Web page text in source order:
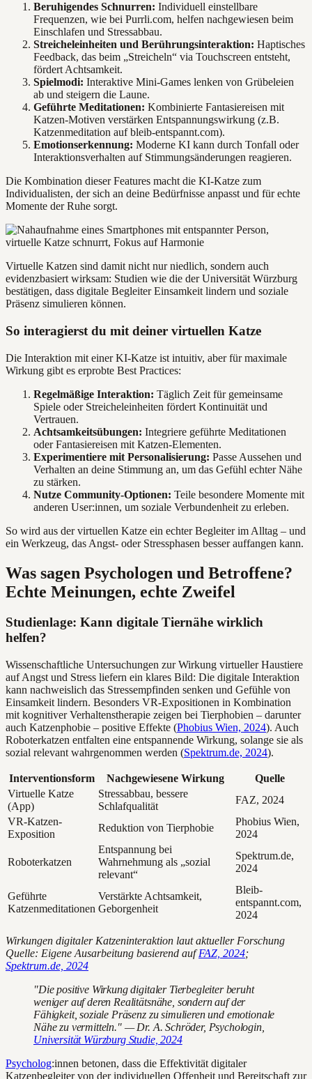
Beruhigendes Schnurren: Individuell einstellbare
Frequenzen, wie bei Purrli.com, helfen nachgewiesen beim
Einschlafen und Stressabbau.
Streicheleinheiten und Berührungsinteraktion: Haptisches
Feedback, das beim „Streicheln“ via Touchscreen entsteht,
fördert Achtsamkeit.
Spielmodi: Interaktive Mini-Games lenken von Grübeleien
ab und steigern die Laune.
Geführte Meditationen: Kombinierte Fantasiereisen mit
Katzen-Motiven verstärken Entspannungswirkung (z.B.
Katzenmeditation auf bleib-entspannt.com).
Emotionserkennung: Moderne KI kann durch Tonfall oder
Interaktionsverhalten auf Stimmungsänderungen reagieren.
Die Kombination dieser Features macht die KI-Katze zum
Individualisten, der sich an deine Bedürfnisse anpasst und für echte
Momente der Ruhe sorgt.
Virtuelle Katzen sind damit nicht nur niedlich, sondern auch
evidenzbasiert wirksam: Studien wie die der Universität Würzburg
bestätigen, dass digitale Begleiter Einsamkeit lindern und soziale
Präsenz simulieren können.
So interagierst du mit deiner virtuellen Katze
Die Interaktion mit einer KI-Katze ist intuitiv, aber für maximale
Wirkung gibt es erprobte Best Practices:
Regelmäßige Interaktion: Täglich Zeit für gemeinsame
Spiele oder Streicheleinheiten fördert Kontinuität und
Vertrauen.
Achtsamkeitsübungen: Integriere geführte Meditationen
oder Fantasiereisen mit Katzen-Elementen.
Experimentiere mit Personalisierung: Passe Aussehen und
Verhalten an deine Stimmung an, um das Gefühl echter Nähe
zu stärken.
Nutze Community-Optionen: Teile besondere Momente mit
anderen User:innen, um soziale Verbundenheit zu erleben.
So wird aus der virtuellen Katze ein echter Begleiter im Alltag – und
ein Werkzeug, das Angst- oder Stressphasen besser auffangen kann.
Was sagen Psychologen und Betroffene?
Echte Meinungen, echte Zweifel
Studienlage: Kann digitale Tiernähe wirklich
helfen?
Wissenschaftliche Untersuchungen zur Wirkung virtueller Haustiere
auf Angst und Stress liefern ein klares Bild: Die digitale Interaktion
kann nachweislich das Stressempfinden senken und Gefühle von
Einsamkeit lindern. Besonders VR-Expositionen in Kombination
mit kognitiver Verhaltenstherapie zeigen bei Tierphobien – darunter
auch Katzenphobie – positive Effekte (Phobius Wien, 2024). Auch
Roboterkatzen entfalten eine entspannende Wirkung, solange sie als
sozial relevant wahrgenommen werden (Spektrum.de, 2024).
Interventionsform Nachgewiesene Wirkung
Quelle
Virtuelle Katze
(App)
Stressabbau, bessere
Schlafqualität
FAZ, 2024
VR-Katzen-
Exposition
Reduktion von Tierphobie
Phobius Wien,
2024
Roboterkatzen
Entspannung bei
Wahrnehmung als „sozial
relevant“
Spektrum.de,
2024
Geführte
Katzenmeditationen
Verstärkte Achtsamkeit,
Geborgenheit
Bleib-
entspannt.com,
2024
Wirkungen digitaler Katzeninteraktion laut aktueller Forschung
Quelle: Eigene Ausarbeitung basierend aufFAZ, 2024;
Spektrum.de, 2024
"Die positive Wirkung digitaler Tierbegleiter beruht
weniger auf deren Realitätsnähe, sondern auf der
Fähigkeit, soziale Präsenz zu simulieren und emotionale
Nähe zu vermitteln." — Dr. A. Schröder, Psychologin,
Universität Würzburg Studie, 2024
Psycholog:innen betonen, dass die Effektivität digitaler
Katzenbegleiter von der individuellen Offenheit und Bereitschaft zur